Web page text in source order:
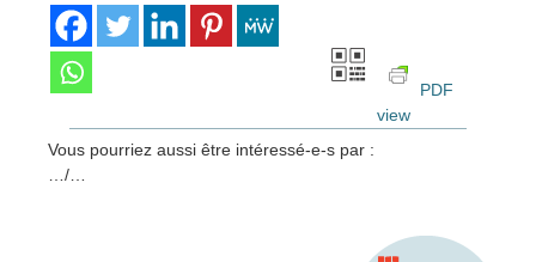
PDF
view
Vous pourriez aussi être intéressé-e-s par :
…/…